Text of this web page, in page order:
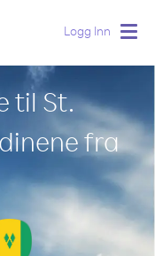
Logg Inn
til St.
fra